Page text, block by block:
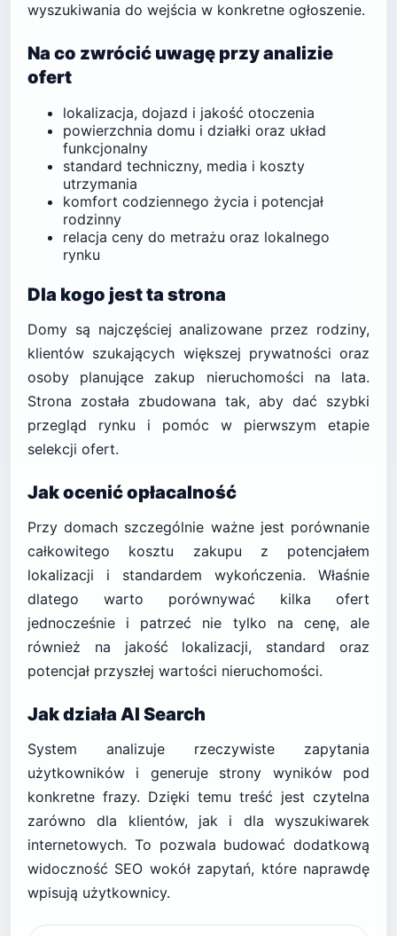
wyszukiwania do wejścia w konkretne ogłoszenie.
Na co zwrócić uwagę przy analizie
ofert
lokalizacja, dojazd i jakość otoczenia
powierzchnia domu i działki oraz układ
funkcjonalny
standard techniczny, media i koszty
utrzymania
komfort codziennego życia i potencjał
rodzinny
relacja ceny do metrażu oraz lokalnego
rynku
Dla kogo jest ta strona
Domy są najczęściej analizowane przez rodziny,
klientów szukających większej prywatności oraz
osoby planujące zakup nieruchomości na lata.
Strona została zbudowana tak, aby dać szybki
przegląd rynku i pomóc w pierwszym etapie
selekcji ofert.
Jak ocenić opłacalność
Przy domach szczególnie ważne jest porównanie
całkowitego kosztu zakupu z potencjałem
lokalizacji i standardem wykończenia. Właśnie
dlatego warto porównywać kilka ofert
jednocześnie i patrzeć nie tylko na cenę, ale
również na jakość lokalizacji, standard oraz
potencjał przyszłej wartości nieruchomości.
Jak działa AI Search
System analizuje rzeczywiste zapytania
użytkowników i generuje strony wyników pod
konkretne frazy. Dzięki temu treść jest czytelna
zarówno dla klientów, jak i dla wyszukiwarek
internetowych. To pozwala budować dodatkową
widoczność SEO wokół zapytań, które naprawdę
wpisują użytkownicy.